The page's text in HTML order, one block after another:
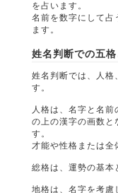
を占います。
名前を数字にして占
ます。
姓名判断での五
姓名判断では、人格
す。
人格は、名字と名
の上の漢字の画数と
す。
才能や性格または全
総格は、運勢の基本
地格は、名字を考慮